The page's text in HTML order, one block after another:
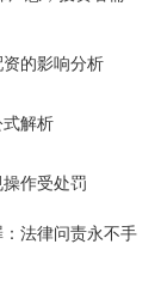
的影响分析
解析
作受处罚
法律问责永不手